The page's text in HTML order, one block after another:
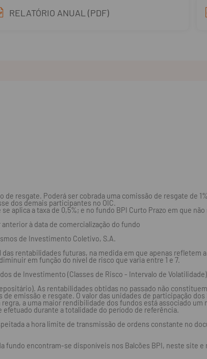
RELATÓRIO ANUAL (PDF)
resgate. Poderá ser cobrada uma comissão de resgate de
dos demais participantes no OIC.
aplica a taxa de 0,5%; e no fundo BPI Curto Prazo em que
à data de comercialização do fundo
de Investimento Coletivo, S.A.
rentabilidades futuras, na medida em que apenas refletem
em função do nível de risco que varia entre 1 e 7.
de Investimento (Classes de Risco - Intervalo de
As rentabilidades obtidas no passado não
emissão e resgate. O valor das unidades de participação
a uma maior rendibilidade dos fundos está associado
durante a totalidade do período de referência.
a hora limite de transmissão de ordens constante no
fundo encontram-se disponíveis nos Balcões BPI, neste site e